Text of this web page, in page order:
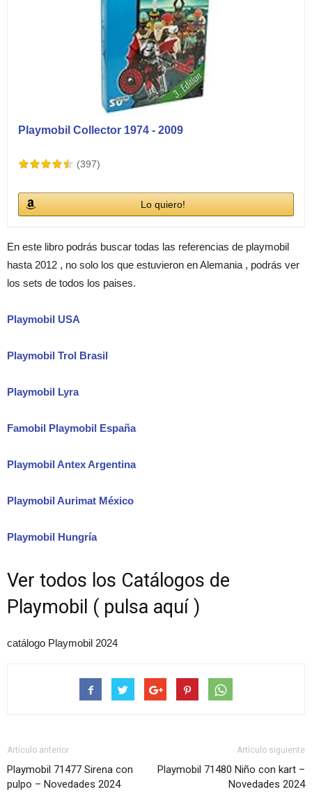
Playmobil Collector 1974 - 2009
(397)
Lo quiero!
En este libro podrás buscar todas las referencias de playmobil
hasta 2012 , no solo los que estuvieron en Alemania , podrás ver
los sets de todos los paises.
Playmobil USA
Playmobil Trol Brasil
Playmobil Lyra
Famobil Playmobil España
Playmobil Antex Argentina
Playmobil Aurimat México
Playmobil Hungría
Ver todos los Catálogos de
Playmobil ( pulsa aquí )
catálogo Playmobil 2024
Artículo anterior
Playmobil 71477 Sirena con
pulpo – Novedades 2024
Artículo siguiente
Playmobil 71480 Niño con kart –
Novedades 2024